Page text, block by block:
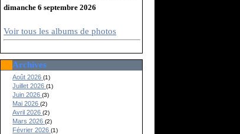
dimanche 6 septembre 2026
Voir tous les albums de photos
Archives
Août 2026(1)
Juillet 2026(1)
Juin 2026(3)
Mai 2026(2)
Avril 2026(2)
Mars 2026(2)
Février 2026(1)